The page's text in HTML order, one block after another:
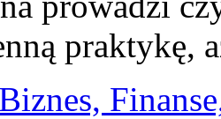
praktykę,
Biznes,